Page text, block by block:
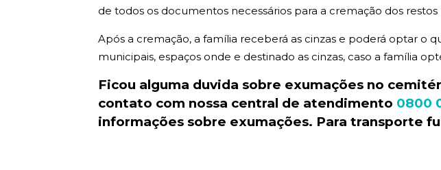
de todos os documentos necessários para a cremação dos restos
Após a cremação, a família receberá as cinzas e poderá optar o
municipais, espaços onde e destinado as cinzas, caso a família
Ficou alguma duvida sobre exumações no
contato com nossa central de atendimento 0800
informações sobre exumações. Para transporte